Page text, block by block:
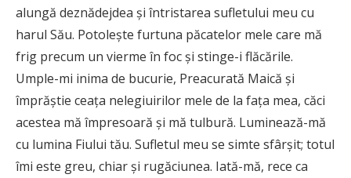
alungă deznădejdea şi întristarea sufletului meu cu
harul Său. Potoleşte furtuna păcatelor mele care mă
frig precum un vierme în foc şi stinge-i flăcările.
Umple-mi inima de bucurie, Preacurată Maică şi
împrăştie ceaţa nelegiuirilor mele de la faţa mea, căci
acestea mă împresoară şi mă tulbură. Luminează-mă
cu lumina Fiului tău. Sufletul meu se simte sfârşit; totul
îmi este greu, chiar şi rugăciunea. Iată-mă, rece ca